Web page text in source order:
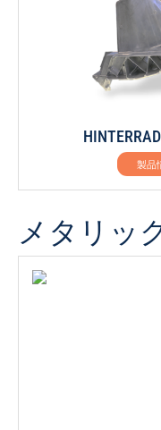
製品
メタリッ